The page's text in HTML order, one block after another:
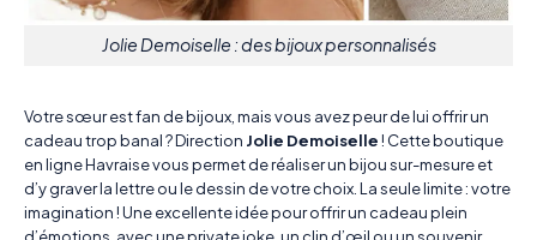
Jolie Demoiselle : des bijoux personnalisés
Votre sœur est fan de bijoux, mais vous avez peur de lui offrir un
cadeau trop banal ? Direction Jolie Demoiselle! Cette boutique
en ligne Havraise vous permet de réaliser un bijou sur-mesure et
d’y graver la lettre ou le dessin de votre choix. La seule limite : votre
imagination ! Une excellente idée pour offrir un cadeau plein